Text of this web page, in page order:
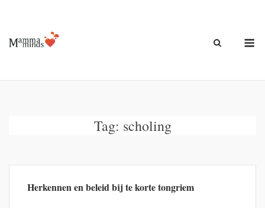
de
inhoud
Tag: scholing
Herkennen en beleid bij te korte tongriem